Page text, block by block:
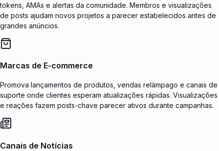
tokens, AMAs e alertas da comunidade. Membros e visualizações
de posts ajudam novos projetos a parecer estabelecidos antes de
grandes anúncios.
Marcas de E-commerce
Promova lançamentos de produtos, vendas relâmpago e canais de
suporte onde clientes esperam atualizações rápidas. Visualizações
e reações fazem posts-chave parecer ativos durante campanhas.
Canais de Notícias